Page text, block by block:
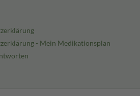
- Mein Medikationsplan